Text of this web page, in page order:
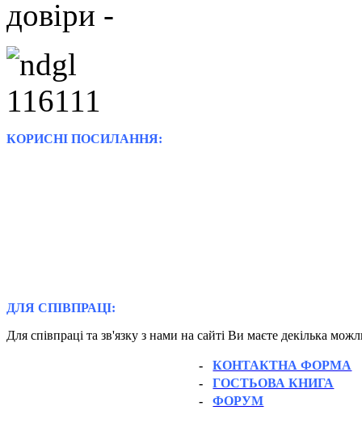
КОРИСНІ ПОСИЛАННЯ:
ДЛЯ СПІВПРАЦІ:
Для співпраці та зв'язку з нами на сайті Ви маєте декілька
-
КОНТАКТНА ФОРМА
-
ГОСТЬОВА КНИГА
-
ФОРУМ